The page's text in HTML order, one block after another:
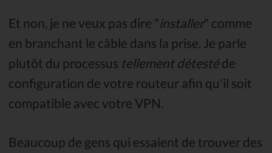
Et non, je ne veux pas dire "installer" comme
en branchant le câble dans la prise. Je parle
plutôt du processus tellement détestéde
configuration de votre routeur afin qu'il soit
compatible avec votre VPN.
Beaucoup de gens qui essaient de trouver des